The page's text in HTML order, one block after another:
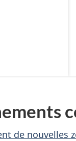
de nouvelles